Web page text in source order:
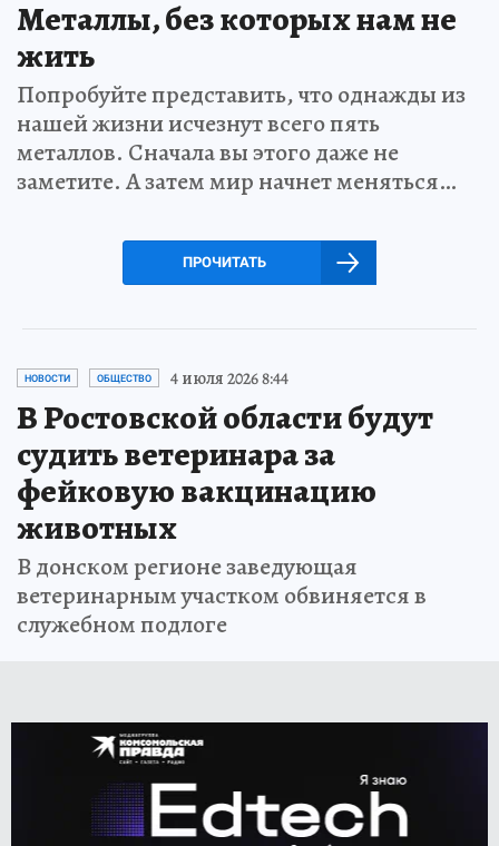
Металлы, без которых нам не
жить
Попробуйте представить, что однажды из
нашей жизни исчезнут всего пять
металлов. Сначала вы этого даже не
заметите. А затем мир начнет меняться…
ПРОЧИТАТЬ
НОВОСТИ ОБЩЕСТВО 4 июля 2026 8:44
В Ростовской области будут
судить ветеринара за
фейковую вакцинацию
животных
В донском регионе заведующая
ветеринарным участком обвиняется в
служебном подлоге